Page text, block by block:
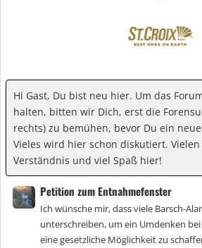
Hi Gast, Du bist neu hier. Um das
halten, bitten wir Dich, erst die
rechts) zu bemühen, bevor Du ein
Vieles wird hier schon diskutiert.
Verständnis und viel Spaß hier!
Petition zum Entnahmefenster
Ich wünsche mir, dass viele Barsch-
unterschreiben, um ein Umdenken
eine gesetzliche Möglichkeit zu